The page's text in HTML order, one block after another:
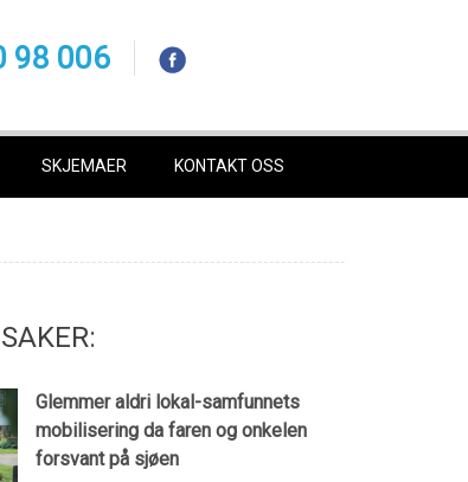
98 006
SKJEMAER KONTAKT OSS
Glemmer aldri lokal-samfunnets
mobilisering da faren og onkelen
forsvant på sjøen